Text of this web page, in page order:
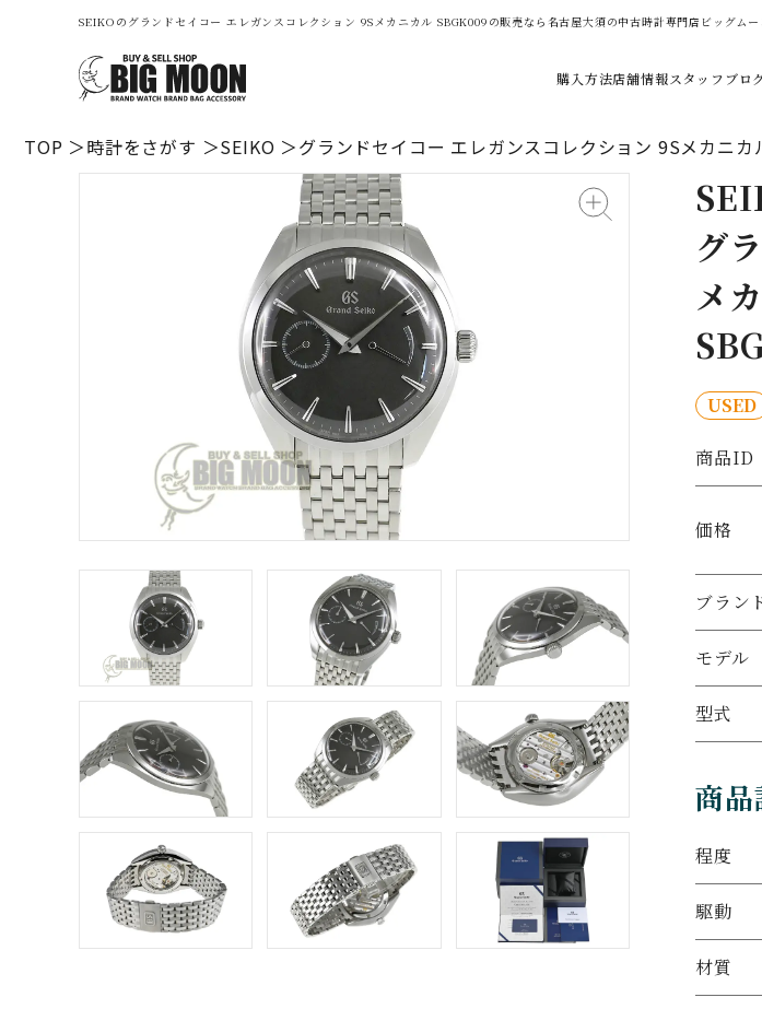
SEIKOのグランドセイコー エレガンスコレクション 9Sメカニカル SBGK009の販売なら名古屋大須の中古時計専門店ビッグムー
購入方法店舗情報スタッフブロ
TOP 時計をさがす SEIKO グランドセイコー エレガンスコレクション 9Sメカニ
グ
メ
USED
商品ID
価格
ブラン
モデル
型式
商品
程度
駆動
材質